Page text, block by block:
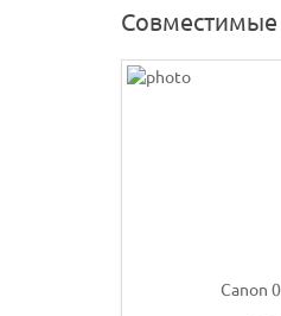
Совместимые
Canon